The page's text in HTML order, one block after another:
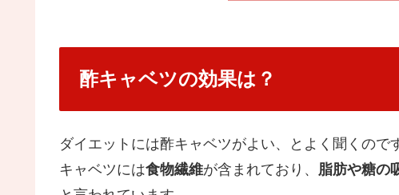
酢キャベツの効果は？
ダイエットには酢キャベツがよい、とよく聞くので
キャベツには食物繊維が含まれており、 脂肪や糖の